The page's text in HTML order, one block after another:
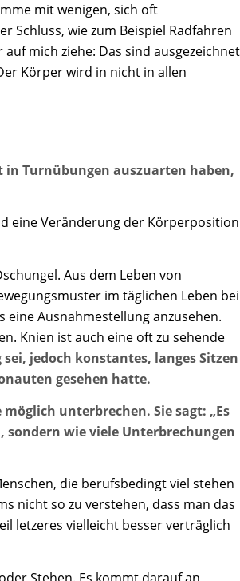
mit wenigen, sich oft
Schluss, wie zum Beispiel Radfahren
mich ziehe: Das sind
Körper wird in nicht in allen
in Turnübungen auszuarten haben,
eine Veränderung der Körperposition
Aus dem Leben von
im täglichen Leben bei
Ausnahmestellung anzusehen.
Knien ist auch eine oft zu sehende
jedoch konstantes, langes Sitzen
gesehen hatte.
unterbrechen. Sie sagt: „Es
wie viele Unterbrechungen
die berufsbedingt viel stehen
nicht so zu verstehen, dass man das
letzeres vielleicht besser verträglich